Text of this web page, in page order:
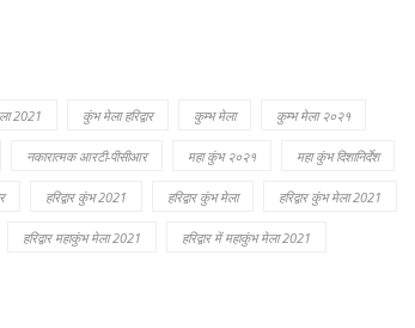
2021 कुंभ मेला हरिद्वार कुम्भ मेला कुम्भ मेला २०२१
नकारात्मक आरटी-पीसीआर महा कुंभ २०२१ महा कुंभ दिशानिर्देश
हरिद्वार कुंभ 2021 हरिद्वार कुंभ मेला हरिद्वार कुंभ मेला 2021
हरिद्वार महाकुंभ मेला 2021 हरिद्वार में महाकुंभ मेला 2021